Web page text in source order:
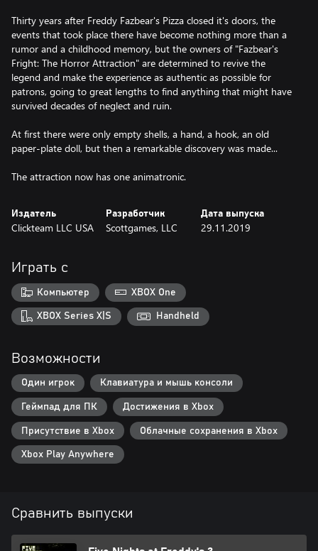
Thirty years after Freddy Fazbear's Pizza closed it's doors, the
events that took place there have become nothing more than a
rumor and a childhood memory, but the owners of "Fazbear's
Fright: The Horror Attraction" are determined to revive the
legend and make the experience as authentic as possible for
patrons, going to great lengths to find anything that might have
survived decades of neglect and ruin.
At first there were only empty shells, a hand, a hook, an old
paper-plate doll, but then a remarkable discovery was made...
The attraction now has one animatronic.
Издатель
Clickteam LLC USA
Разработчик
Scottgames, LLC
Дата выпуска
29.11.2019
Играть с
Компьютер XBOX One
XBOX Series X|S Handheld
Возможности
Один игрок Клавиатура и мышь консоли
Геймпад для ПК Достижения в Xbox
Присутствие в Xbox Облачные сохранения в Xbox
Xbox Play Anywhere
Сравнить выпуски